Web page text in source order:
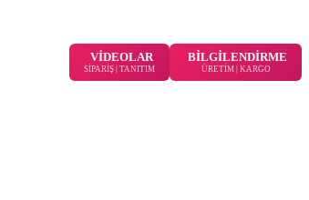
VİDEOLAR
SİPARİŞ | TANITIM
BİLGİLENDİRME
ÜRETİM | KARGO